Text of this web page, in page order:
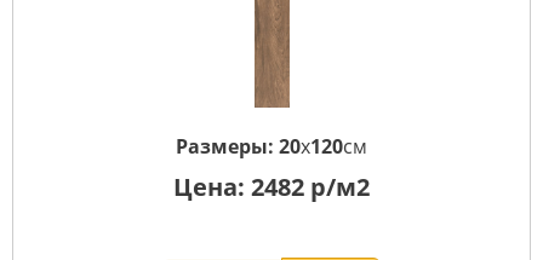
Размеры: 20x120см
Цена: 2482 р/м2